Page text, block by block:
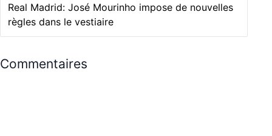
Real Madrid: José Mourinho impose de nouvelles
règles dans le vestiaire
Commentaires